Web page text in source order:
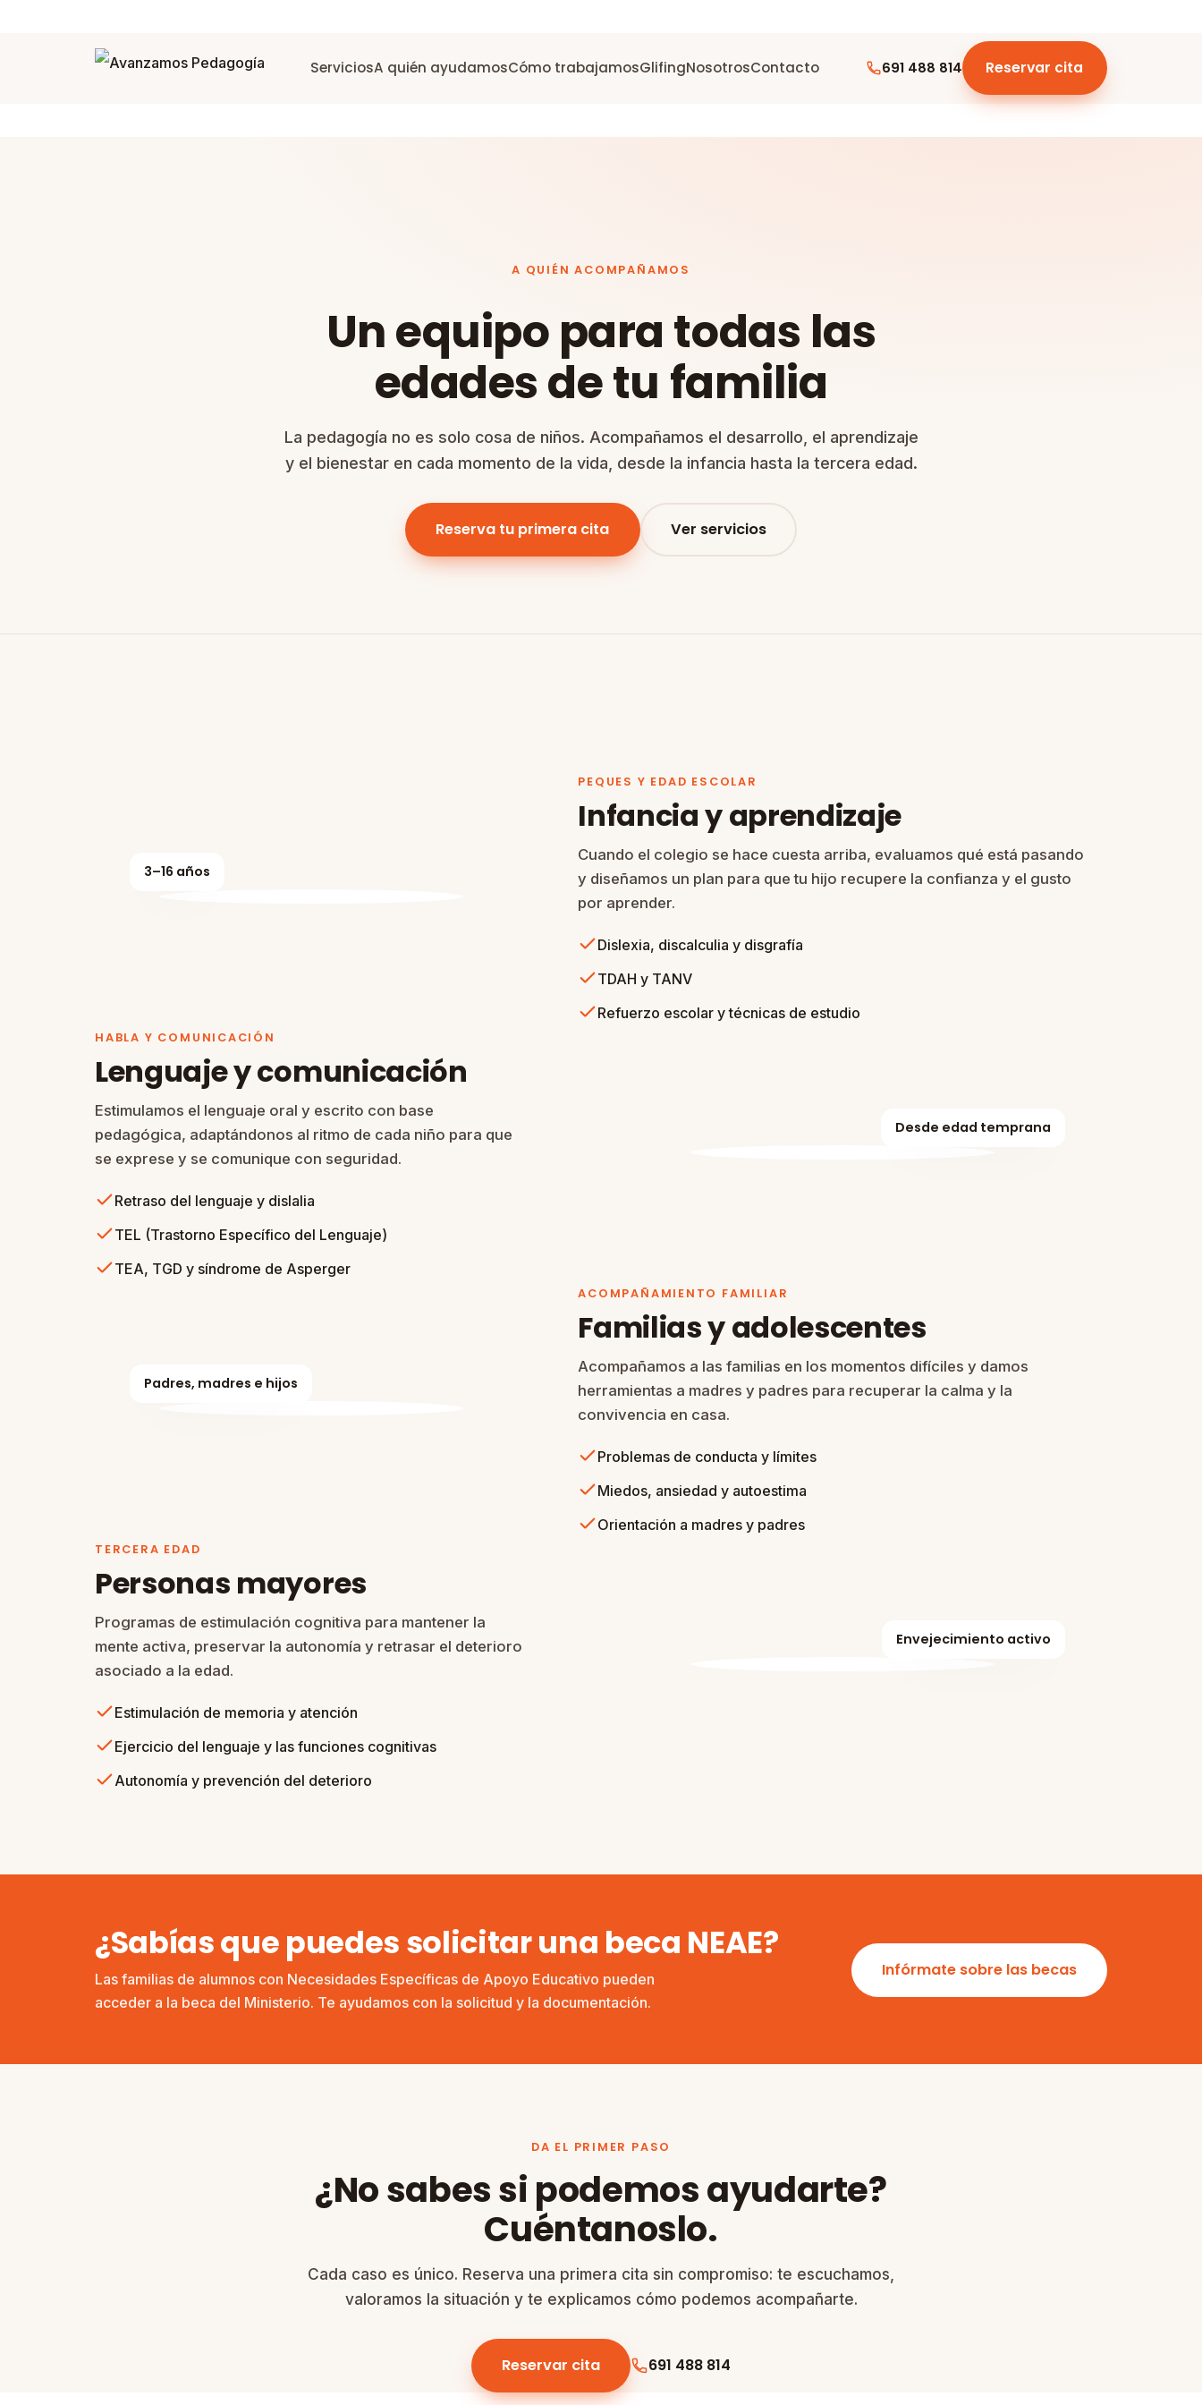
ServiciosA quién ayudamosCómo trabajamosGlifingNosotrosContacto 691 488 814 Reservar cita
A QUIÉN ACOMPAÑAMOS
Un equipo para todas las
edades de tu familia
La pedagogía no es solo cosa de niños. Acompañamos el desarrollo, el aprendizaje
y el bienestar en cada momento de la vida, desde la infancia hasta la tercera edad.
Reserva tu primera cita Ver servicios
3–16 años
PEQUES Y EDAD ESCOLAR
Infancia y aprendizaje
Cuando el colegio se hace cuesta arriba, evaluamos qué está pasando
y diseñamos un plan para que tu hijo recupere la confianza y el gusto
por aprender.
Dislexia, discalculia y disgrafía
TDAH y TANV
Refuerzo escolar y técnicas de estudio
Desde edad temprana
HABLA Y COMUNICACIÓN
Lenguaje y comunicación
Estimulamos el lenguaje oral y escrito con base
pedagógica, adaptándonos al ritmo de cada niño para que
se exprese y se comunique con seguridad.
Retraso del lenguaje y dislalia
TEL (Trastorno Específico del Lenguaje)
TEA, TGD y síndrome de Asperger
Padres, madres e hijos
ACOMPAÑAMIENTO FAMILIAR
Familias y adolescentes
Acompañamos a las familias en los momentos difíciles y damos
herramientas a madres y padres para recuperar la calma y la
convivencia en casa.
Problemas de conducta y límites
Miedos, ansiedad y autoestima
Orientación a madres y padres
Envejecimiento activo
TERCERA EDAD
Personas mayores
Programas de estimulación cognitiva para mantener la
mente activa, preservar la autonomía y retrasar el deterioro
asociado a la edad.
Estimulación de memoria y atención
Ejercicio del lenguaje y las funciones cognitivas
Autonomía y prevención del deterioro
¿Sabías que puedes solicitar una beca NEAE?
Las familias de alumnos con Necesidades Específicas de Apoyo Educativo pueden
acceder a la beca del Ministerio. Te ayudamos con la solicitud y la documentación.
Infórmate sobre las becas
DA EL PRIMER PASO
¿No sabes si podemos ayudarte?
Cuéntanoslo.
Cada caso es único. Reserva una primera cita sin compromiso: te escuchamos,
valoramos la situación y te explicamos cómo podemos acompañarte.
Reservar cita 691 488 814